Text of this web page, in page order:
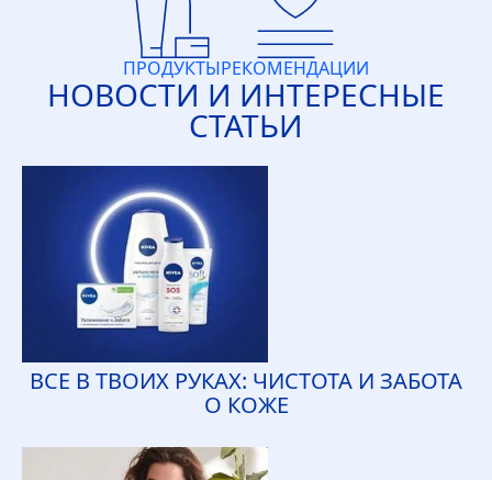
ПРОДУКТЫРЕКОМЕНДАЦИИ
НОВОСТИ И ИНТЕРЕСНЫЕ
СТАТЬИ
ВСЕ В ТВОИХ РУКАХ: ЧИСТОТА И ЗАБОТА
О КОЖЕ